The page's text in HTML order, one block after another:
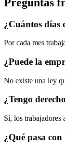
¿Cuántos días
Por cada mes
¿Puede la
No existe una ley
¿Tengo
Sí, los trabajadores
¿Qué pasa